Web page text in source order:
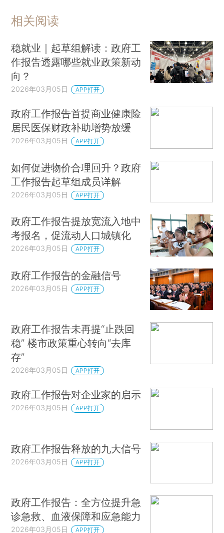
相关阅读
稳就业｜起草组解读：政府工
作报告透露哪些就业政策新动
向？
2026年03月05日 APP打开
政府工作报告首提商业健康险
居民医保财政补助增势放缓
2026年03月05日 APP打开
如何促进物价合理回升？政府
工作报告起草组成员详解
2026年03月05日 APP打开
政府工作报告提放宽流入地中
考报名，促流动人口城镇化
2026年03月05日 APP打开
政府工作报告的金融信号
2026年03月05日 APP打开
政府工作报告未再提“止跌回
稳” 楼市政策重心转向“去库
存”
2026年03月05日 APP打开
政府工作报告对企业家的启示
2026年03月05日 APP打开
政府工作报告释放的九大信号
2026年03月05日 APP打开
政府工作报告：全方位提升急
诊急救、血液保障和应急能力
2026年03月05日 APP打开